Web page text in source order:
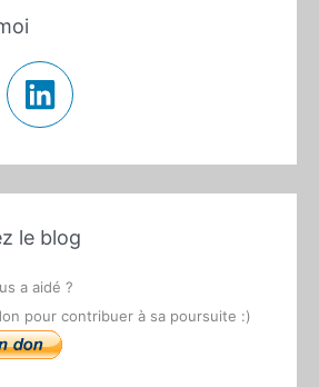
le blog
a aidé ?
pour contribuer à sa poursuite :)